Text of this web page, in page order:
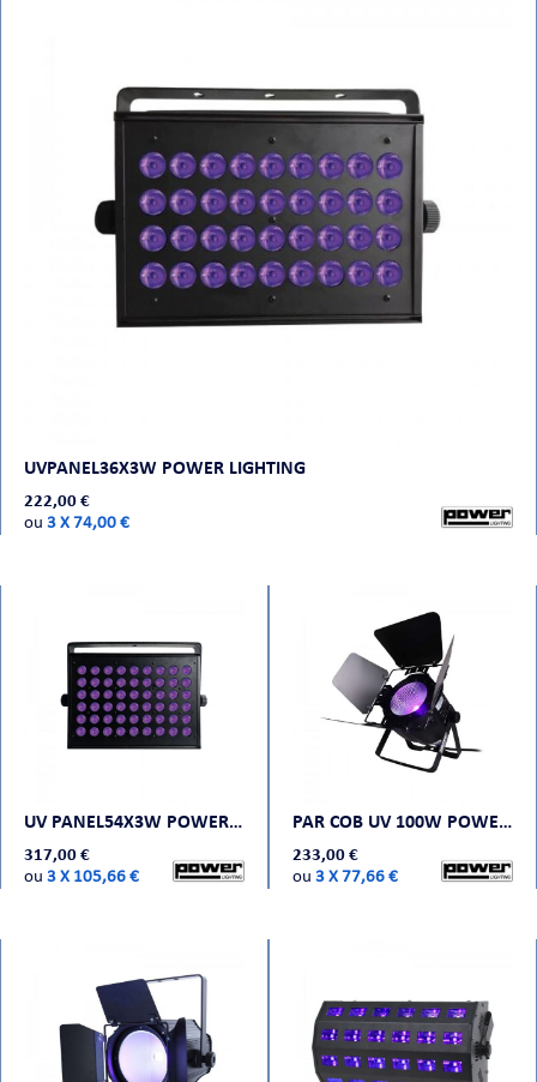
UVPANEL36X3W POWER LIGHTING
222,00 €
ou 3 X 74,00 €
UV PANEL54X3W POWER LIGHTING
317,00 €
ou 3 X 105,66 €
PAR COB UV 100W POWER LIGHTING
233,00 €
ou 3 X 77,66 €